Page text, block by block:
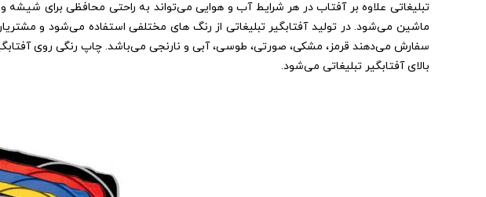
تبلیغاتی علاوه بر آفتاب در هر شرایط آب و هوایی می‌تواند به راحتی محافظی برای
ماشین می‌شود. در تولید آفتابگیر تبلیغاتی از رنگ های مختلفی استفاده می‌شود و
سفارش می‌دهند قرمز، مشکی، صورتی، طوسی، آبی و نارنجی می‌باشد. چاپ رنگی روی
بالای آفتابگیر تبلیغاتی می‌شود.